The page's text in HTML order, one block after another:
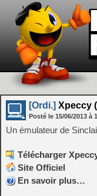
[Ordi.] Xpeccy
Posté le 15/06/2013 à
Un émulateur de
Télécharger
Site Officiel
En savoir plus…